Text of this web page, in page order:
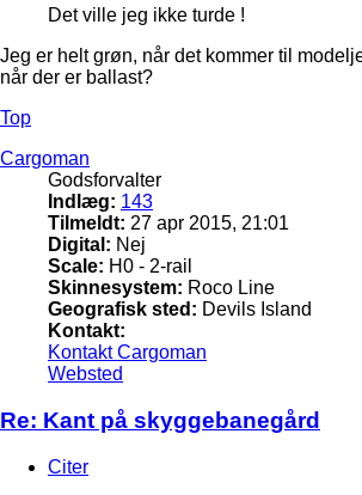
Det ville jeg ikke turde !
Jeg er helt grøn, når det kommer til
når der er ballast?
Top
Cargoman
Godsforvalter
Indlæg: 143
Tilmeldt: 27 apr 2015, 21:01
Digital: Nej
Scale: H0 - 2-rail
Skinnesystem: Roco Line
Geografisk sted: Devils Island
Kontakt:
Kontakt Cargoman
Websted
Re: Kant på skyggebanegård
Citer